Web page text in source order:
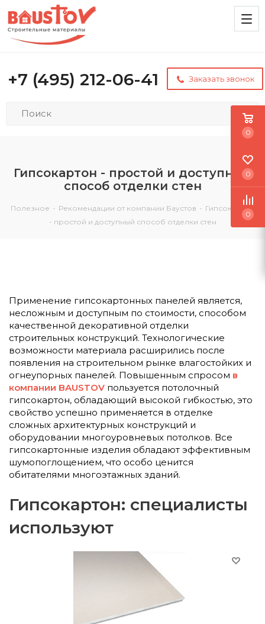
+7 (495) 212-06-41 Заказать звонок
Гипсокартон - простой и доступный
способ отделки стен
Полезное - Рекомендации от компании Баустов - Гипсокартон
- простой и доступный способ отделки стен
Применение гипсокартонных панелей является,
несложным и доступным по стоимости, способом
качественной декоративной отделки
строительных конструкций. Технологические
возможности материала расширились после
появления на строительном рынке влагостойких и
огнеупорных панелей. Повышенным спросом в
компании BAUSTOV пользуется потолочный
гипсокартон, обладающий высокой гибкостью, это
свойство успешно применяется в отделке
сложных архитектурных конструкций и
оборудовании многоуровневых потолков. Все
гипсокартонные изделия обладают эффективным
шумопоглощением, что особо ценится
обитателями многоэтажных зданий.
Гипсокартон: специалисты
используют
0
0
0